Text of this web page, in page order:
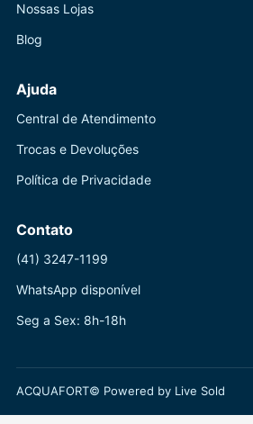
Nossas Lojas
Blog
Ajuda
Central de Atendimento
Trocas e Devoluções
Política de Privacidade
Contato
(41) 3247-1199
WhatsApp disponível
Seg a Sex: 8h-18h
ACQUAFORT© Powered by Live Sold